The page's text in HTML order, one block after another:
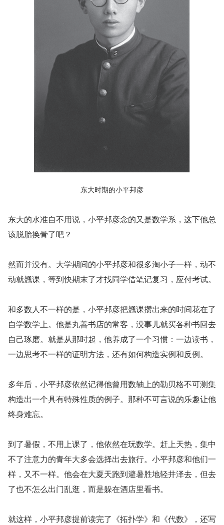
东大时期的小平邦彦
东大的水准自不用说，小平邦彦念的又是数学系，这下他总
该脱胎换骨了吧？
然而并没有。大学期间的小平邦彦和很多淘小子一样，动不
动就翘课，等到快期末了才找同学借笔记复习，应付考试。
和多数人不一样的是，小平邦彦把翘课攒出来的时间花在了
自学数学上。他是丸善书店的常客，没事儿就买各种书回去
自己琢磨。就是从那时起，他养成了一个习惯：一边读书，
一边思考不一样的证明方法，还有如何构造实例和反例。
多年后，小平邦彦依然记得他曾用数轴上的勒贝格不可测集
构造出一个具有特殊性质的例子。那种不可言说的乐趣让他
终身难忘。
到了暑假，不用上课了，他依然在玩数学。赶上天热，集中
不了注意力的青年大多会选择出去旅行。小平邦彦和他们一
样，又不一样。他会在大夏天跑到避暑胜地轻井泽去，但去
了也不怎么出门乱逛，而是躲在酒店里看书。
就这样，小平邦彦提前读完了《拓扑学》和《代数》，还写